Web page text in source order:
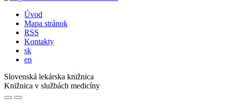
Úvod
Mapa stránok
RSS
Kontakty
sk
en
Slovenská lekárska knižnica
Knižnica v službách medicíny